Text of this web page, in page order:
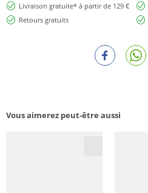
Livraison gratuite* à partir de 129 €
Retours gratuits
Vous aimerez peut-être aussi